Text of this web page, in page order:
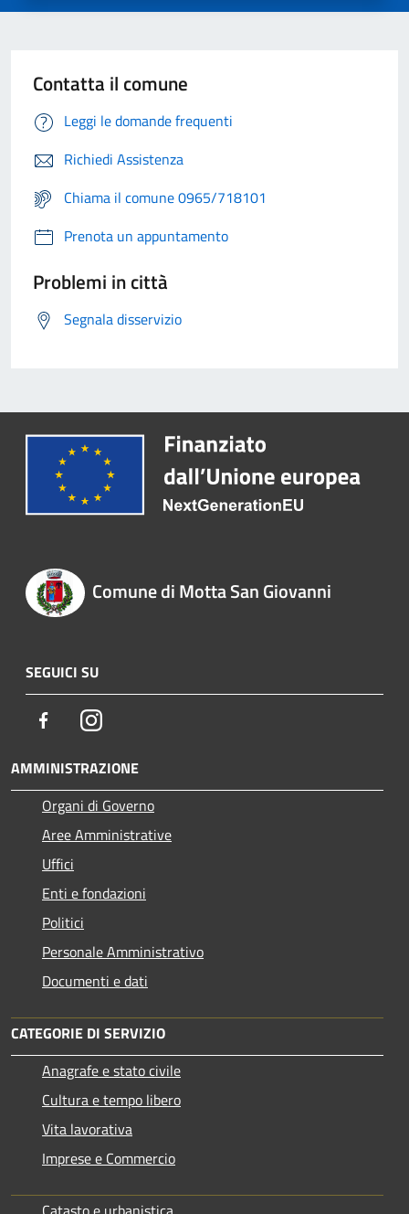
Contatta il comune
Leggi le domande frequenti
Richiedi Assistenza
Chiama il comune 0965/718101
Prenota un appuntamento
Problemi in città
Segnala disservizio
Comune di Motta San Giovanni
SEGUICI SU
FacebookInstagram
AMMINISTRAZIONE
Organi di Governo
Aree Amministrative
Uffici
Enti e fondazioni
Politici
Personale Amministrativo
Documenti e dati
CATEGORIE DI SERVIZIO
Anagrafe e stato civile
Cultura e tempo libero
Vita lavorativa
Imprese e Commercio